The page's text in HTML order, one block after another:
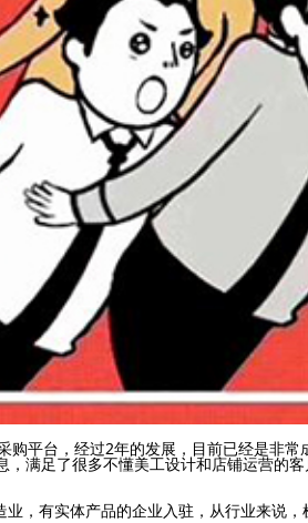
平台，经过2年的发展，目前已经是非
，满足了很多不懂美工设计和店铺运营的
，有实体产品的企业入驻，从行业来说